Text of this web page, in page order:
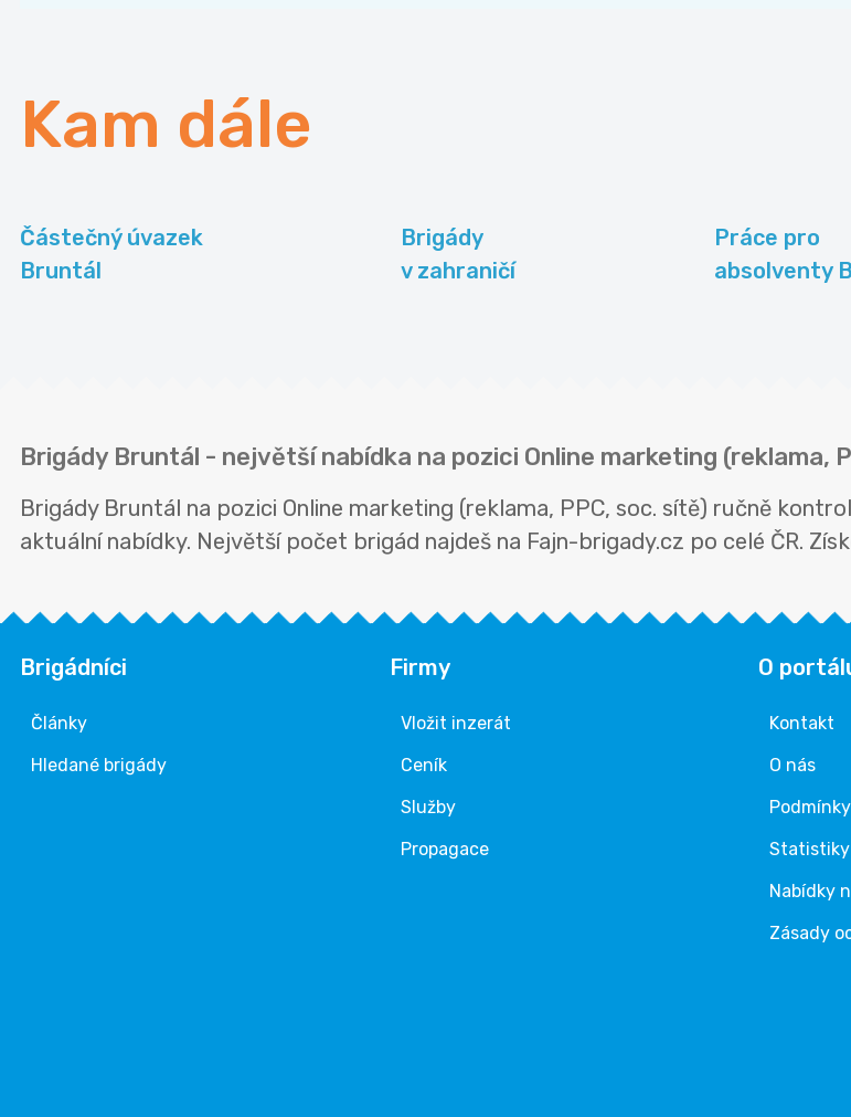
Kam dále
Částečný úvazek
Bruntál
Brigády
v zahraničí
Práce pro
absolventy
Brigády Bruntál - největší nabídka na pozici Online marketing (reklama,
Brigády Bruntál na pozici Online marketing (reklama, PPC, soc. sítě) ručně
aktuální nabídky. Největší počet brigád najdeš na Fajn-brigady.cz po celé ČR.
Brigádníci
Články
Hledané brigády
Firmy
Vložit inzerát
Ceník
Služby
Propagace
O
Kontakt
O nás
Podmínky
Statistiky
Nabídky
Zásady